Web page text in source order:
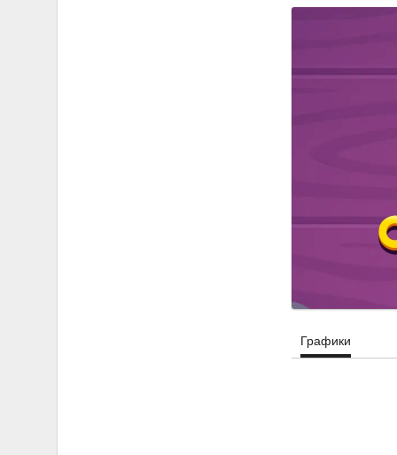
Графики